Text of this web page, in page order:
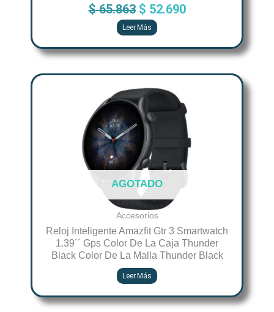
$65.863 $ 52.690
Leer Más
AGOTADO
Accesorios
Reloj Inteligente Amazfit Gtr 3 Smartwatch
1.39´´ Gps Color De La Caja Thunder
Black Color De La Malla Thunder Black
Leer Más